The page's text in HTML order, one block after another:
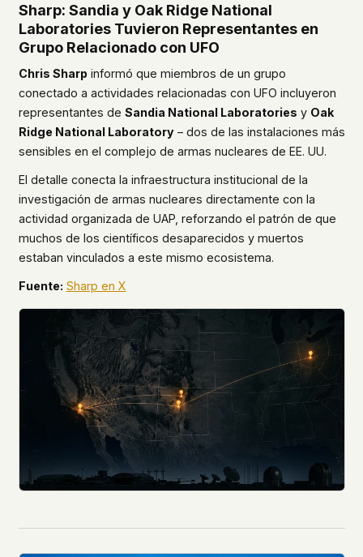
Sharp: Sandia y Oak Ridge National
Laboratories Tuvieron Representantes en
Grupo Relacionado con UFO
Chris Sharp informó que miembros de un grupo
conectado a actividades relacionadas con UFO incluyeron
representantes de Sandia National Laboratories y Oak
Ridge National Laboratory– dos de las instalaciones más
sensibles en el complejo de armas nucleares de EE. UU.
El detalle conecta la infraestructura institucional de la
investigación de armas nucleares directamente con la
actividad organizada de UAP, reforzando el patrón de que
muchos de los científicos desaparecidos y muertos
estaban vinculados a este mismo ecosistema.
Fuente: Sharp en X